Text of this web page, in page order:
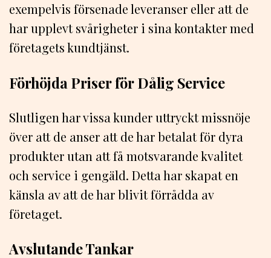
exempelvis försenade leveranser eller att de
har upplevt svårigheter i sina kontakter med
företagets kundtjänst.
Förhöjda Priser för Dålig Service
Slutligen har vissa kunder uttryckt missnöje
över att de anser att de har betalat för dyra
produkter utan att få motsvarande kvalitet
och service i gengäld. Detta har skapat en
känsla av att de har blivit förrådda av
företaget.
Avslutande Tankar